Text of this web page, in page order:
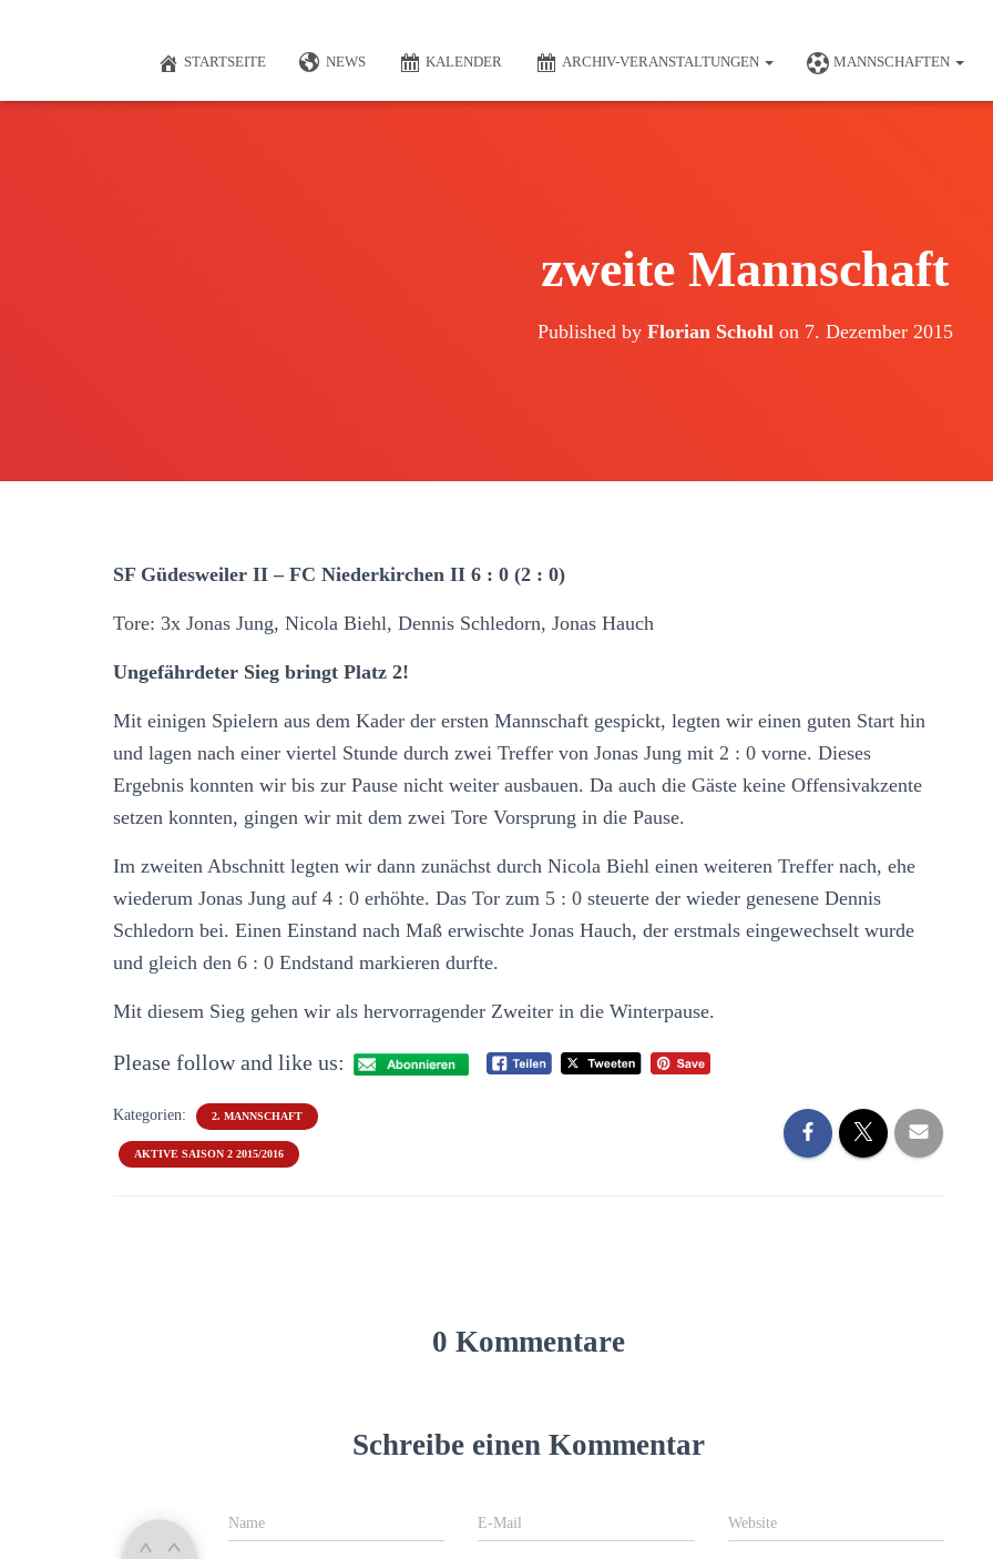
STARTSEITE NEWS KALENDER ARCHIV-VERANSTALTUNGEN MANNSCHAFTEN
zweite Mannschaft
Published by Florian Schohlon 7. Dezember 2015
SF Güdesweiler II – FC Niederkirchen II 6 : 0 (2 : 0)
Tore: 3x Jonas Jung, Nicola Biehl, Dennis Schledorn, Jonas Hauch
Ungefährdeter Sieg bringt Platz 2!
Mit einigen Spielern aus dem Kader der ersten Mannschaft gespickt, legten wir einen guten Start hin
und lagen nach einer viertel Stunde durch zwei Treffer von Jonas Jung mit 2 : 0 vorne. Dieses
Ergebnis konnten wir bis zur Pause nicht weiter ausbauen. Da auch die Gäste keine Offensivakzente
setzen konnten, gingen wir mit dem zwei Tore Vorsprung in die Pause.
Im zweiten Abschnitt legten wir dann zunächst durch Nicola Biehl einen weiteren Treffer nach, ehe
wiederum Jonas Jung auf 4 : 0 erhöhte. Das Tor zum 5 : 0 steuerte der wieder genesene Dennis
Schledorn bei. Einen Einstand nach Maß erwischte Jonas Hauch, der erstmals eingewechselt wurde
und gleich den 6 : 0 Endstand markieren durfte.
Mit diesem Sieg gehen wir als hervorragender Zweiter in die Winterpause.
Please follow and like us:
Kategorien: 2. MANNSCHAFT
AKTIVE SAISON 2 2015/2016
0 Kommentare
Schreibe einen Kommentar
Name E-Mail Website